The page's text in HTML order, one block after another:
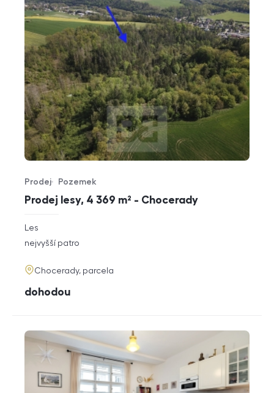
Prodej lesy, 4 369 m² - Chocerady
Typ nabídky
Prodej
Typ nemovitosti
Pozemek
rozměry
dispozice
Les
funkce
nejvyšší patro
adresa
Chocerady, parcela
cena
dohodou